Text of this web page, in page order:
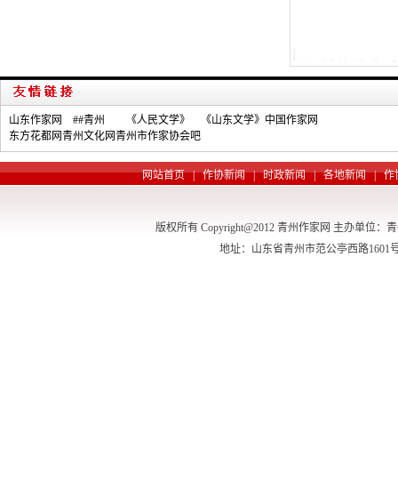
山东作家网 ##青州 《人民文学》 《山东文学》 中国作家网
东方花都网青州文化网青州市作家协会吧
网站首页 | 作协新闻 | 时政新闻 | 各地新闻 |
版权所有 Copyright@2012 青州作家网 主办单位：
地址：山东省青州市范公亭西路1601